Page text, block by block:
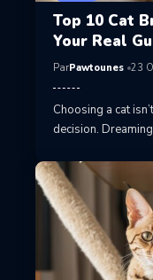
Top 10 Cat
Your Real
ParPawtounes 23
Choosing a cat
decision.